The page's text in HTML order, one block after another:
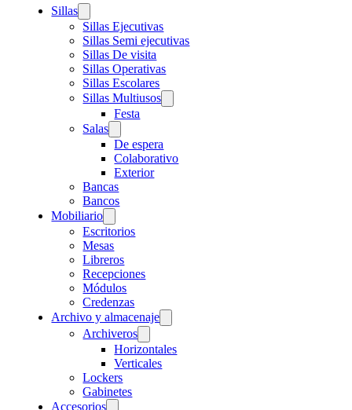
Sillas
Sillas Ejecutivas
Sillas Semi ejecutivas
Sillas De visita
Sillas Operativas
Sillas Escolares
Sillas Multiusos
Festa
Salas
De espera
Colaborativo
Exterior
Bancas
Bancos
Mobiliario
Escritorios
Mesas
Libreros
Recepciones
Módulos
Credenzas
Archivo y almacenaje
Archiveros
Horizontales
Verticales
Lockers
Gabinetes
Accesorios